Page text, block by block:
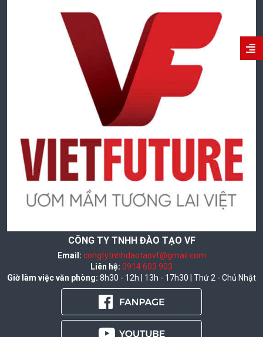
CÔNG TY TNHH ĐÀO TẠO VF
Email: congtytnhhdaotaovf@gmail.com
Liên hệ: 0914 603 903
Giờ làm việc văn phòng: 8h30 - 12h | 13h - 17h30 | Thứ 2 - Chủ Nhật